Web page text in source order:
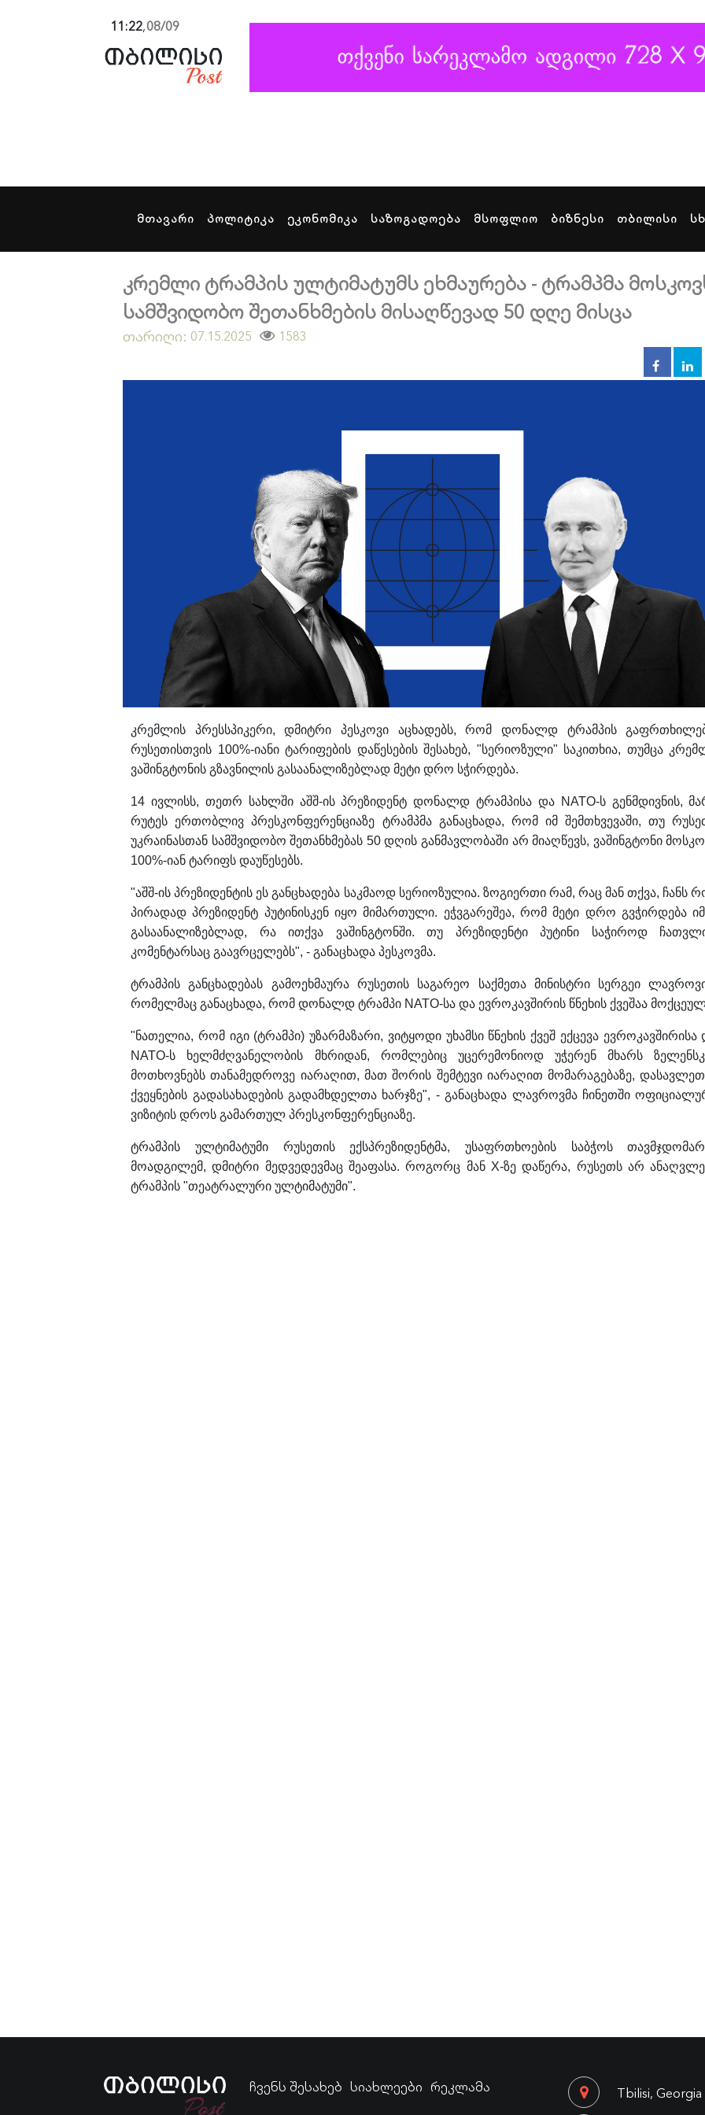
11:22,08/09
მთავარი პოლიტიკა ეკონომიკა საზოგადოება მსოფლიო ბიზნესი თბილისი
კრემლი ტრამპის ულტიმატუმს ეხმაურება - ტრამპმა
სამშვიდობო შეთანხმების მისაღწევად 50 დღე მისცა
თარიღი: 07.15.2025 1583
კრემლის პრესსპიკერი, დმიტრი პესკოვი აცხადებს, რომ დონალდ ტრამპის
რუსეთისთვის 100%-იანი ტარიფების დაწესების შესახებ, "სერიოზული" საკითხია, თუმცა
ვაშინგტონის გზავნილის გასაანალიზებლად მეტი დრო სჭირდება.
14 ივლისს, თეთრ სახლში აშშ-ის პრეზიდენტ დონალდ ტრამპისა და NATO-ს გენმდივნის,
რუტეს ერთობლივ პრესკონფერენციაზე ტრამპმა განაცხადა, რომ იმ შემთხვევაში, თუ
უკრაინასთან სამშვიდობო შეთანხმებას 50 დღის განმავლობაში არ მიაღწევს, ვაშინგტონი
100%-იან ტარიფს დაუწესებს.
"აშშ-ის პრეზიდენტის ეს განცხადება საკმაოდ სერიოზულია. ზოგიერთი რამ, რაც მან თქვა, ჩანს
პირადად პრეზიდენტ პუტინისკენ იყო მიმართული. ეჭვგარეშეა, რომ მეტი დრო გვჭირდება
გასაანალიზებლად, რა ითქვა ვაშინგტონში. თუ პრეზიდენტი პუტინი საჭიროდ
კომენტარსაც გაავრცელებს", - განაცხადა პესკოვმა.
ტრამპის განცხადებას გამოეხმაურა რუსეთის საგარეო საქმეთა მინისტრი სერგეი
რომელმაც განაცხადა, რომ დონალდ ტრამპი NATO-სა და ევროკავშირის წნეხის ქვეშაა
"ნათელია, რომ იგი (ტრამპი) უზარმაზარი, ვიტყოდი უხამსი წნეხის ქვეშ ექცევა ევროკავშირისა
NATO-ს ხელმძღვანელობის მხრიდან, რომლებიც უცერემონიოდ უჭერენ მხარს
მოთხოვნებს თანამედროვე იარაღით, მათ შორის შემტევი იარაღით მომარაგებაზე,
ქვეყნების გადასახადების გადამხდელთა ხარჯზე", - განაცხადა ლავროვმა ჩინეთში
ვიზიტის დროს გამართულ პრესკონფერენციაზე.
ტრამპის ულტიმატუმი რუსეთის ექსპრეზიდენტმა, უსაფრთხოების საბჭოს
მოადგილემ, დმიტრი მედვედევმაც შეაფასა. როგორც მან X-ზე დაწერა, რუსეთს არ
ტრამპის "თეატრალური ულტიმატუმი".
ჩვენს შესახებ სიახლეები რეკლამა Tbilisi, Georgia